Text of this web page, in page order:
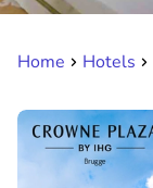
Home Hotels